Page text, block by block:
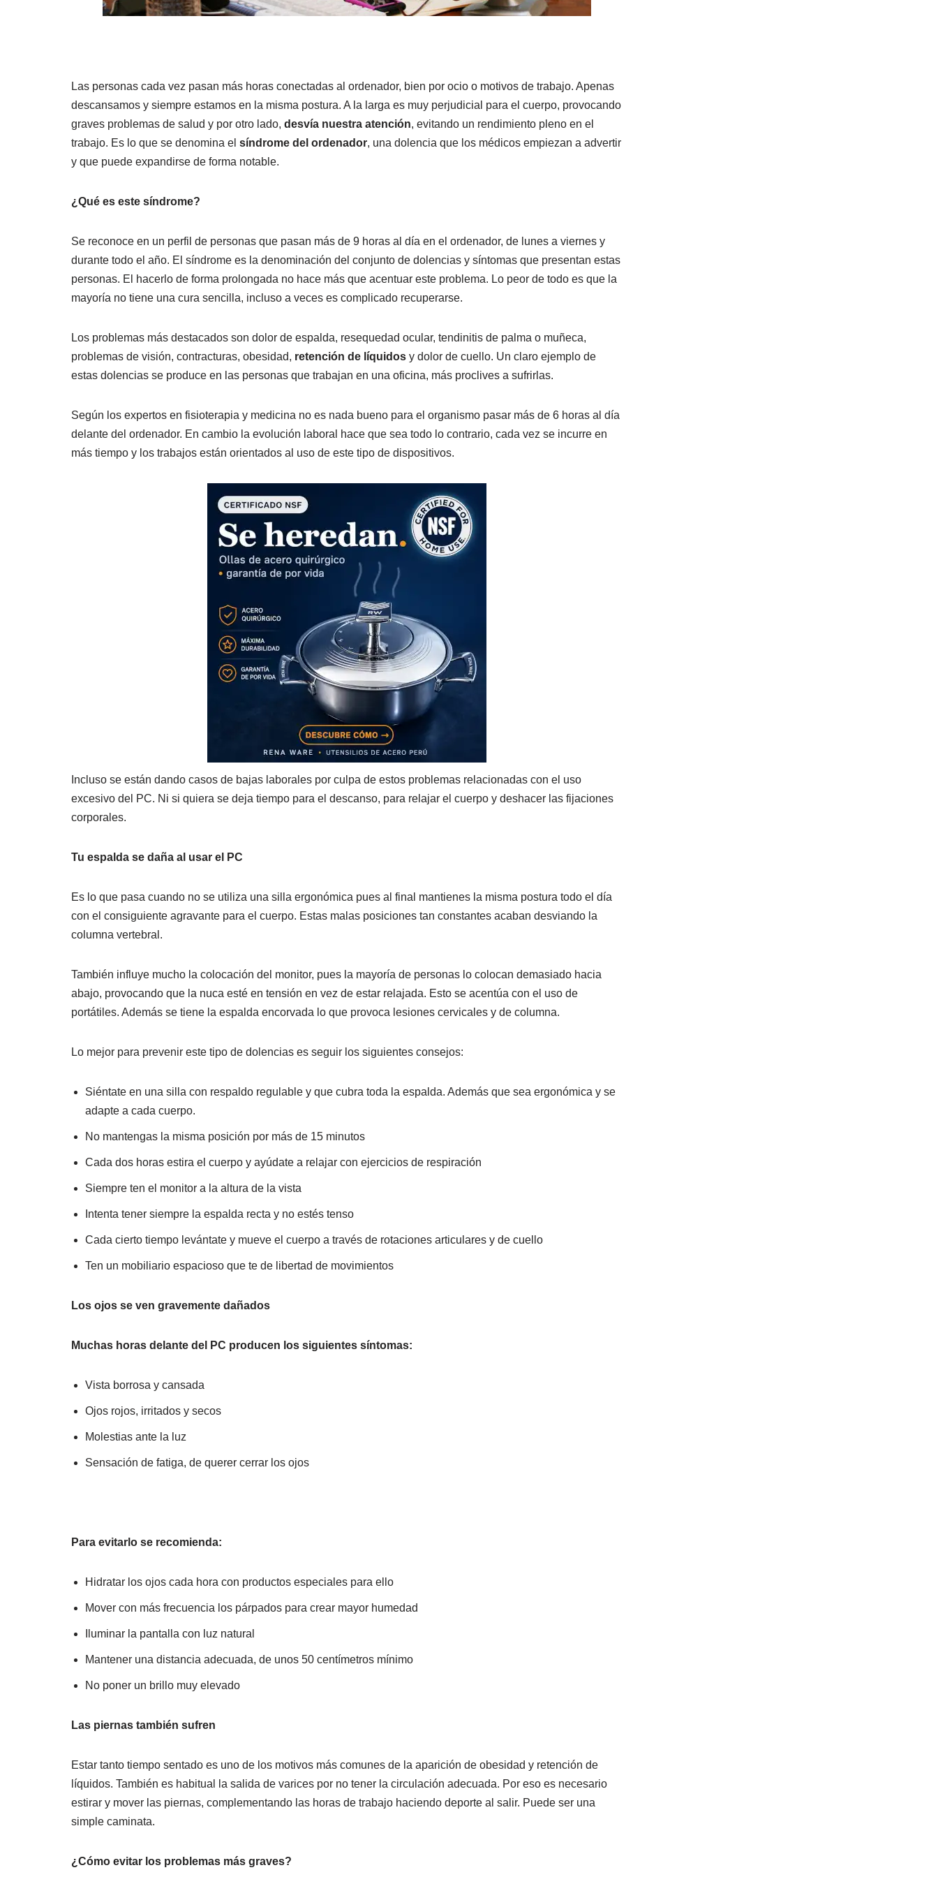
Las personas cada vez pasan más horas conectadas al ordenador, bien por ocio o motivos de trabajo. Apenas
descansamos y siempre estamos en la misma postura. A la larga es muy perjudicial para el cuerpo, provocando
graves problemas de salud y por otro lado, desvía nuestra atención, evitando un rendimiento pleno en el
trabajo. Es lo que se denomina el síndrome del ordenador, una dolencia que los médicos empiezan a advertir
y que puede expandirse de forma notable.
¿Qué es este síndrome?
Se reconoce en un perfil de personas que pasan más de 9 horas al día en el ordenador, de lunes a viernes y
durante todo el año. El síndrome es la denominación del conjunto de dolencias y síntomas que presentan estas
personas. El hacerlo de forma prolongada no hace más que acentuar este problema. Lo peor de todo es que la
mayoría no tiene una cura sencilla, incluso a veces es complicado recuperarse.
Los problemas más destacados son dolor de espalda, resequedad ocular, tendinitis de palma o muñeca,
problemas de visión, contracturas, obesidad, retención de líquidos y dolor de cuello. Un claro ejemplo de
estas dolencias se produce en las personas que trabajan en una oficina, más proclives a sufrirlas.
Según los expertos en fisioterapia y medicina no es nada bueno para el organismo pasar más de 6 horas al día
delante del ordenador. En cambio la evolución laboral hace que sea todo lo contrario, cada vez se incurre en
más tiempo y los trabajos están orientados al uso de este tipo de dispositivos.
Incluso se están dando casos de bajas laborales por culpa de estos problemas relacionadas con el uso
excesivo del PC. Ni si quiera se deja tiempo para el descanso, para relajar el cuerpo y deshacer las fijaciones
corporales.
Tu espalda se daña al usar el PC
Es lo que pasa cuando no se utiliza una silla ergonómica pues al final mantienes la misma postura todo el día
con el consiguiente agravante para el cuerpo. Estas malas posiciones tan constantes acaban desviando la
columna vertebral.
También influye mucho la colocación del monitor, pues la mayoría de personas lo colocan demasiado hacia
abajo, provocando que la nuca esté en tensión en vez de estar relajada. Esto se acentúa con el uso de
portátiles. Además se tiene la espalda encorvada lo que provoca lesiones cervicales y de columna.
Lo mejor para prevenir este tipo de dolencias es seguir los siguientes consejos:
Siéntate en una silla con respaldo regulable y que cubra toda la espalda. Además que sea ergonómica y se
adapte a cada cuerpo.
No mantengas la misma posición por más de 15 minutos
Cada dos horas estira el cuerpo y ayúdate a relajar con ejercicios de respiración
Siempre ten el monitor a la altura de la vista
Intenta tener siempre la espalda recta y no estés tenso
Cada cierto tiempo levántate y mueve el cuerpo a través de rotaciones articulares y de cuello
Ten un mobiliario espacioso que te de libertad de movimientos
Los ojos se ven gravemente dañados
Muchas horas delante del PC producen los siguientes síntomas:
Vista borrosa y cansada
Ojos rojos, irritados y secos
Molestias ante la luz
Sensación de fatiga, de querer cerrar los ojos
Para evitarlo se recomienda:
Hidratar los ojos cada hora con productos especiales para ello
Mover con más frecuencia los párpados para crear mayor humedad
Iluminar la pantalla con luz natural
Mantener una distancia adecuada, de unos 50 centímetros mínimo
No poner un brillo muy elevado
Las piernas también sufren
Estar tanto tiempo sentado es uno de los motivos más comunes de la aparición de obesidad y retención de
líquidos. También es habitual la salida de varices por no tener la circulación adecuada. Por eso es necesario
estirar y mover las piernas, complementando las horas de trabajo haciendo deporte al salir. Puede ser una
simple caminata.
¿Cómo evitar los problemas más graves?